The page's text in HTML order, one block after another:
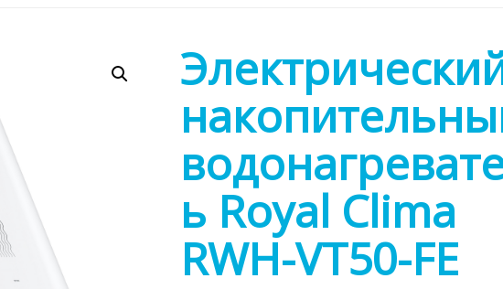
ь Royal Clima
RWH-VT50-FE